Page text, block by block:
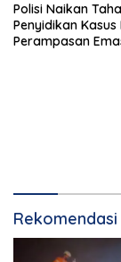
Polisi Naikan
Penyidikan
Perampasan